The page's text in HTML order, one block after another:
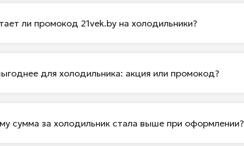
ли промокод 21vek.by на холодильники?
для холодильника: акция или промокод?
сумма за холодильник стала выше при оформлении?